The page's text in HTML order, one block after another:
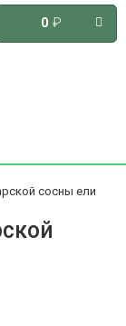
0 ₽
сосны ели